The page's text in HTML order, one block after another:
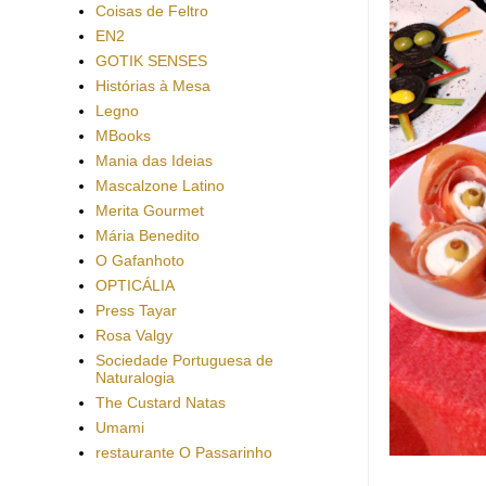
Coisas de Feltro
EN2
GOTIK SENSES
Histórias à Mesa
Legno
MBooks
Mania das Ideias
Mascalzone Latino
Merita Gourmet
Mária Benedito
O Gafanhoto
OPTICÁLIA
Press Tayar
Rosa Valgy
Sociedade Portuguesa de
Naturalogia
The Custard Natas
Umami
restaurante O Passarinho